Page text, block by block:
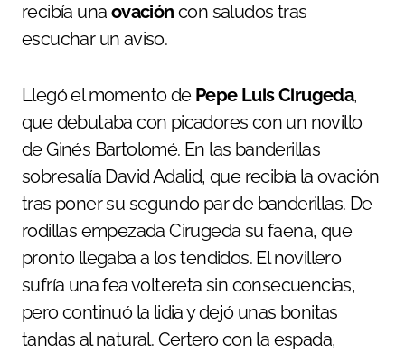
recibía una ovación con saludos tras
escuchar un aviso.
Llegó el momento de Pepe Luis Cirugeda,
que debutaba con picadores con un novillo
de Ginés Bartolomé. En las banderillas
sobresalía David Adalid, que recibía la ovación
tras poner su segundo par de banderillas. De
rodillas empezada Cirugeda su faena, que
pronto llegaba a los tendidos. El novillero
sufría una fea voltereta sin consecuencias,
pero continuó la lidia y dejó unas bonitas
tandas al natural. Certero con la espada,